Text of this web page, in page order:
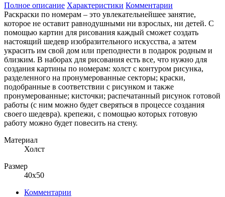
Полное описание Характеристики Комментарии
Раскраски по номерам – это увлекательнейшее занятие,
которое не оставит равнодушными ни взрослых, ни детей. С
помощью картин для рисования каждый сможет создать
настоящий шедевр изобразительного искусства, а затем
украсить им свой дом или преподнести в подарок родным и
близким. В наборах для рисования есть все, что нужно для
создания картины по номерам: холст с контуром рисунка,
разделенного на пронумерованные секторы; краски,
подобранные в соответствии с рисунком и также
пронумерованные; кисточки; распечатанный рисунок готовой
работы (с ним можно будет сверяться в процессе создания
своего шедевра). крепежи, с помощью которых готовую
работу можно будет повесить на стену.
Материал
Холст
Размер
40x50
Комментарии